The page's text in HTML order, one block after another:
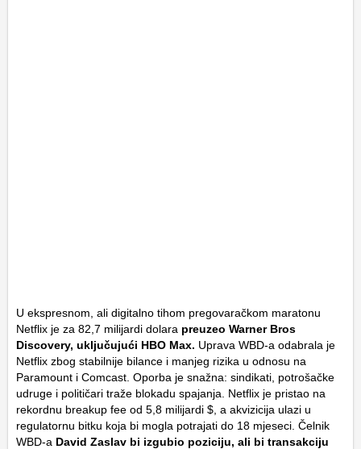
U ekspresnom, ali digitalno tihom pregovaračkom maratonu
Netflix je za 82,7 milijardi dolara preuzeo Warner Bros
Discovery, uključujući HBO Max. Uprava WBD-a odabrala je
Netflix zbog stabilnije bilance i manjeg rizika u odnosu na
Paramount i Comcast. Oporba je snažna: sindikati, potrošačke
udruge i političari traže blokadu spajanja. Netflix je pristao na
rekordnu breakup fee od 5,8 milijardi $, a akvizicija ulazi u
regulatornu bitku koja bi mogla potrajati do 18 mjeseci. Čelnik
WBD-a David Zaslav bi izgubio poziciju, ali bi transakciju